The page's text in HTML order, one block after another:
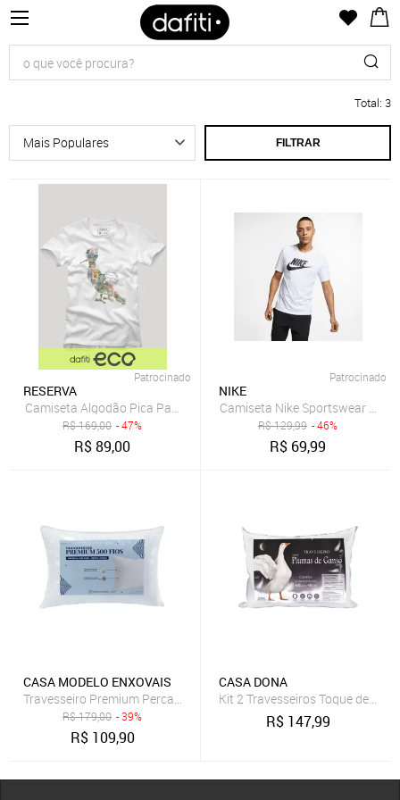
Total: 3
FILTRAR
Patrocinado
RESERVA
Camiseta Algodão Pica Pau Selo Reserva Branco
R$169,00 - 47%
R$89,00
Patrocinado
NIKE
Camiseta Nike Sportswear Icon
R$129,99 - 46%
R$ 69,99
CASA MODELO ENXOVAIS
Travesseiro Premium Percal 500 Fios Pluma de Ganso Sintética
R$179,00 - 39%
R$ 109,90
CASA DONA
Kit 2 Travesseiros Toque de
R$ 147,99